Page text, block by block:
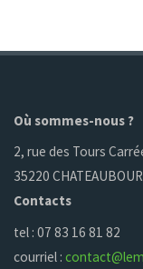
Où sommes-nous ?
2, rue des Tours
35220
Contacts
tel : 07 83 16 81 82
courriel :